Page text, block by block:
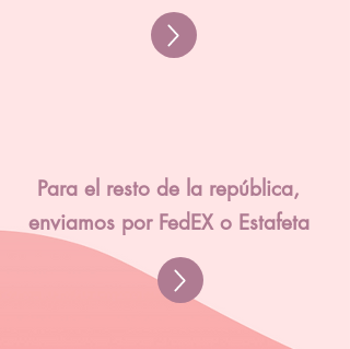
Para el resto de la república,
enviamos por FedEX o Estafeta